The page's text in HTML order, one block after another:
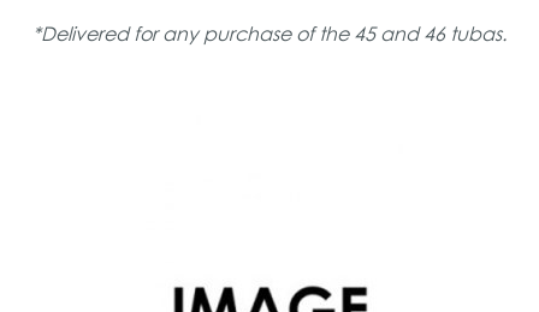
*Delivered for any purchase of the 45 and 46 tubas.